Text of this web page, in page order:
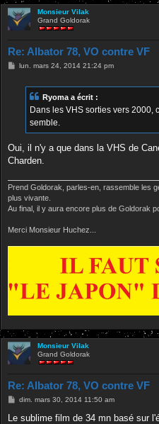
Monsieur Vilak
Grand Goldorak
Re: Albator 78, VO contre VF
Mlun. mars 24, 2014 21:24 pm
Ryoma a écrit :
Dans les VHS sorties vers 2000,
semble.
Oui, il n'y a que dans la VHS de
Charden.
Prend Goldorak, parles-en, rassemble les
plus vivante.
Au final, il y aura encore plus de Goldorak
Merci Monsieur Huchez...
Monsieur Vilak
Grand Goldorak
Re: Albator 78, VO contre VF
M
s
dim. mars 30, 2014 11:50 am
Le sublime film de 34 mn basé sur